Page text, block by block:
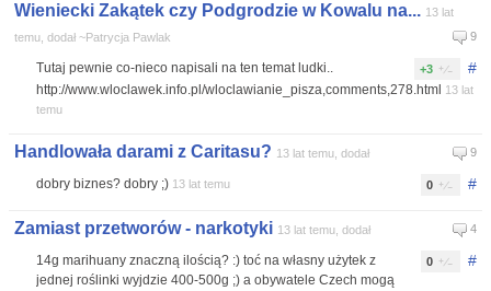
Wieniecki Zakątek czy Podgrodzie w Kowalu na... 13 lat
temu, dodał ~Patrycja Pawlak
9
#
+3
Tutaj pewnie co-nieco napisali na ten temat ludki..
http://www.wloclawek.info.pl/wloclawianie_pisza,comments,278.html 13 lat
temu
Handlowała darami z Caritasu? 13 lat temu, dodał 9
#
0
dobry biznes? dobry ;) 13 lat temu
Zamiast przetworów - narkotyki 13 lat temu, dodał 4
#
0
14g marihuany znaczną ilością? :) toć na własny użytek z
jednej roślinki wyjdzie 400-500g ;) a obywatele Czech mogą